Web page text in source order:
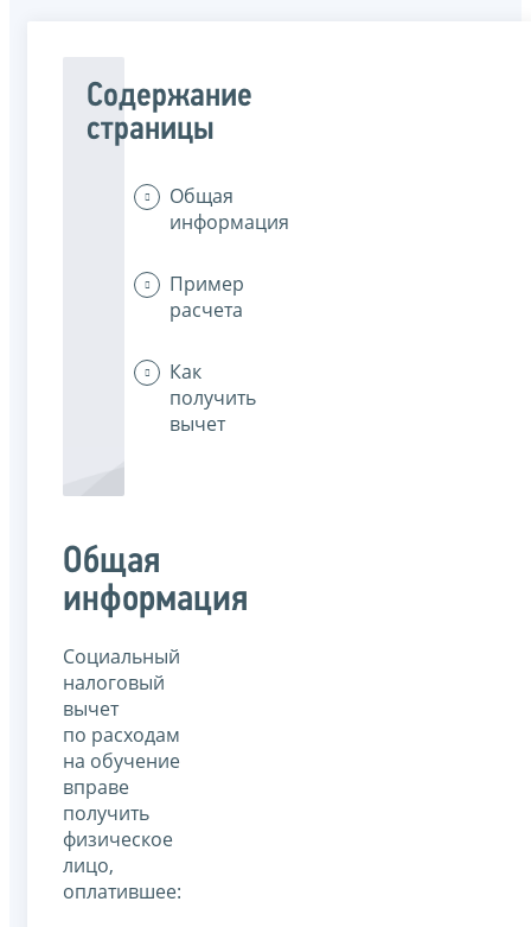
Содержание
страницы
Общая
информация
Пример
расчета
Как
получить
вычет
Общая
информация
Социальный
налоговый
вычет
по расходам
на обучение
вправе
получить
физическое
лицо,
оплатившее: